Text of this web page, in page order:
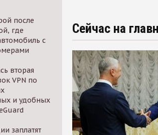
после
где
с
вторая
VPN по
и удобных
заплатят
Сейчас на